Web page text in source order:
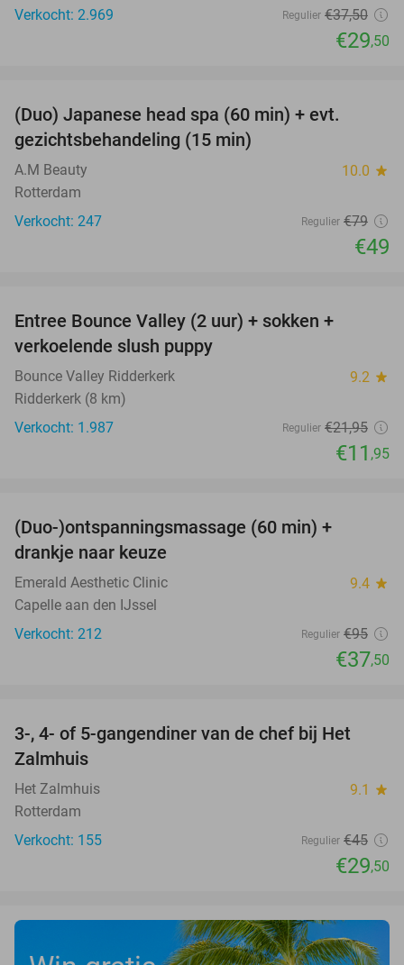
Verkocht: 2.969
Regulier €37,50
€29,50
(Duo) Japanese head spa (60 min) + evt.
gezichtsbehandeling (15 min)
A.M Beauty 10.0 star
Rotterdam
Verkocht: 247
Regulier €79
€49
Entree Bounce Valley (2 uur) + sokken +
verkoelende slush puppy
Bounce Valley Ridderkerk 9.2 star
Ridderkerk (8 km)
Verkocht: 1.987
Regulier €21,95
€11 ,95
(Duo-)ontspanningsmassage (60 min) +
drankje naar keuze
Emerald Aesthetic Clinic 9.4 star
Capelle aan den IJssel
Verkocht: 212
Regulier €95
€37,50
34%
3-, 4- of 5-gangendiner van de chef bij Het
Zalmhuis
Het Zalmhuis 9.1 star
Rotterdam
Verkocht: 155
Regulier €45
€29,50